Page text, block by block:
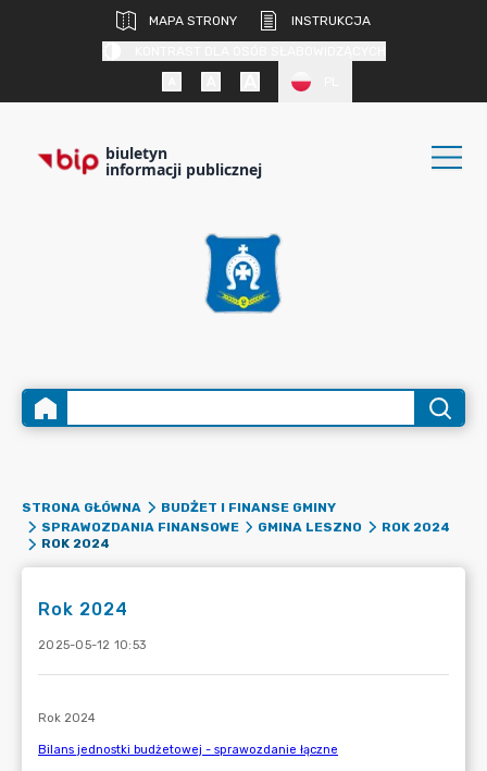
MAPA STRONY
INSTRUKCJA
biuletyn
informacji publicznej
STRONA GŁÓWNA
BUDŻET I FINANSE GMINY
SPRAWOZDANIA FINANSOWE
GMINA LESZNO
ROK 2024
ROK 2024
Rok 2024
2025-05-12 10:53